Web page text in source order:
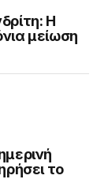
Η
μείωση
το